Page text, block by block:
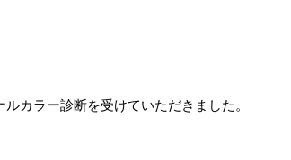
カラー診断を受けていただきました。